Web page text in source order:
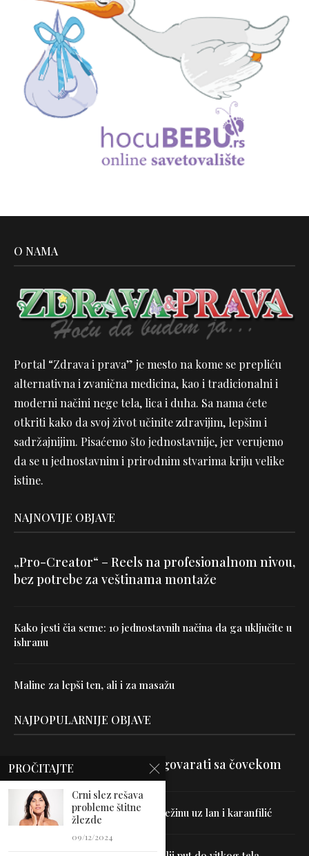
O NAMA
Portal “Zdrava i prava” je mesto na kome se prepliću
alternativna i zvanična medicina, kao i tradicionalni i
moderni načini nege tela, lica i duha. Sa nama ćete
otkriti kako da svoj život učinite zdravijim, lepšim i
sadržajnijim. Pisaćemo što jednostavnije, jer verujemo
da se u jednostavnim i prirodnim stvarima kriju velike
istine.
NAJNOVIJE OBJAVE
„Pro-Creator“ – Reels na profesionalnom nivou,
bez potrebe za veštinama montaže
Kako jesti čia seme: 10 jednostavnih načina da ga uključite u
ishranu
Maline za lepši ten, ali i za masažu
NAJPOPULARNIJE OBJAVE
Velika je veština znati razgovarati sa čovekom
Uništite parazite i normalizujte težinu uz lan i karanfilić
PROČITAJTE
Crni slez rešava
probleme štitne
žlezde
09/12/2024